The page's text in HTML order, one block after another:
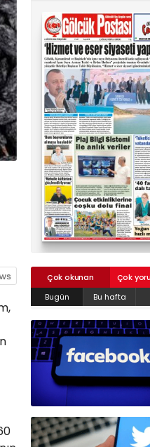
Çok okunan
Çok
Bugün
Bu hafta